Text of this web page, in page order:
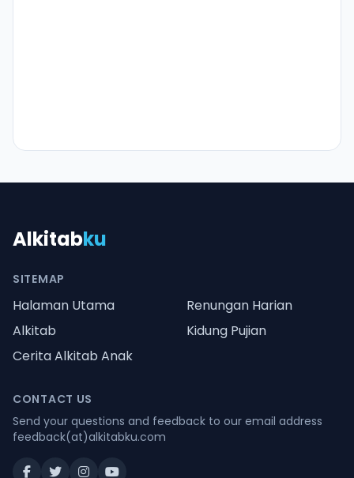
Alkitabku
SITEMAP
Halaman Utama
Renungan Harian
Alkitab
Kidung Pujian
Cerita Alkitab Anak
CONTACT US
Send your questions and feedback to our email address
feedback(at)alkitabku.com